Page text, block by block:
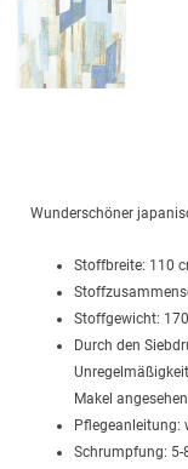
Wunderschöner
Stoffbreite: 110
Stoffgewicht:
Durch den
Makel
Pflegeanleitung:
Schrumpfung: 5-